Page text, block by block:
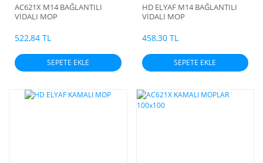
AC621X M14 BAĞLANTILI
VİDALI MOP
522,84 TL
SEPETE EKLE
HD ELYAF M14 BAĞLANTILI
VİDALI MOP
458,30 TL
SEPETE EKLE